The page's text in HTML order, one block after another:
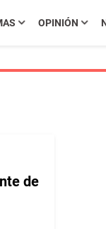
OPINIÓN
de